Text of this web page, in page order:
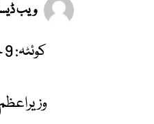
ویب
کوئٹہ: 9 جولائی 2026.